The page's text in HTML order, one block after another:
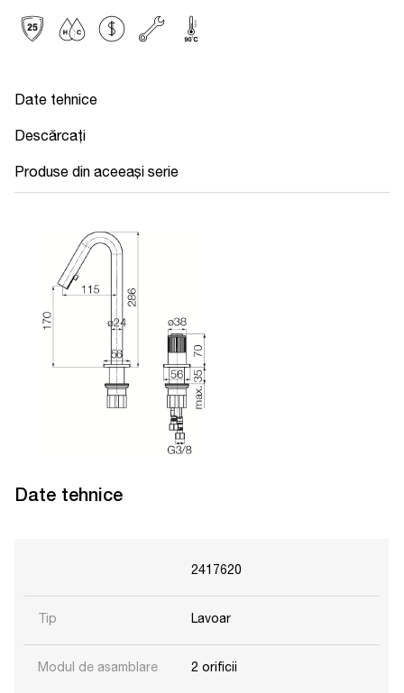
Date tehnice
Descărcați
Produse din aceeași serie
Date tehnice
2417620
Tip Lavoar
Modul de asamblare 2 orificii